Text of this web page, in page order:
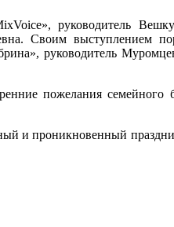
руководитель
Своим выступлением
руководитель
пожелания семейного
и проникновенный